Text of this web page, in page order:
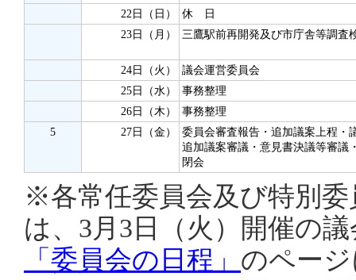
22日（日）
休 日
23日（月）
三鷹駅前再開発及び市庁舎等調査
24日（火）
議会運営委員会
25日（水）
事務整理
26日（木）
事務整理
5
27日（金）
委員会審査報告・追加議案上程・
追加議案審議・意見書決議等審議
閉会
※各常任委員会及び特別
は、3月3日（火）開催の
「委員会の日程」 のペー